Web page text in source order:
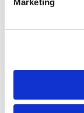
Marketing
35workout
Allenamenti
Allenamenti
Allenamento